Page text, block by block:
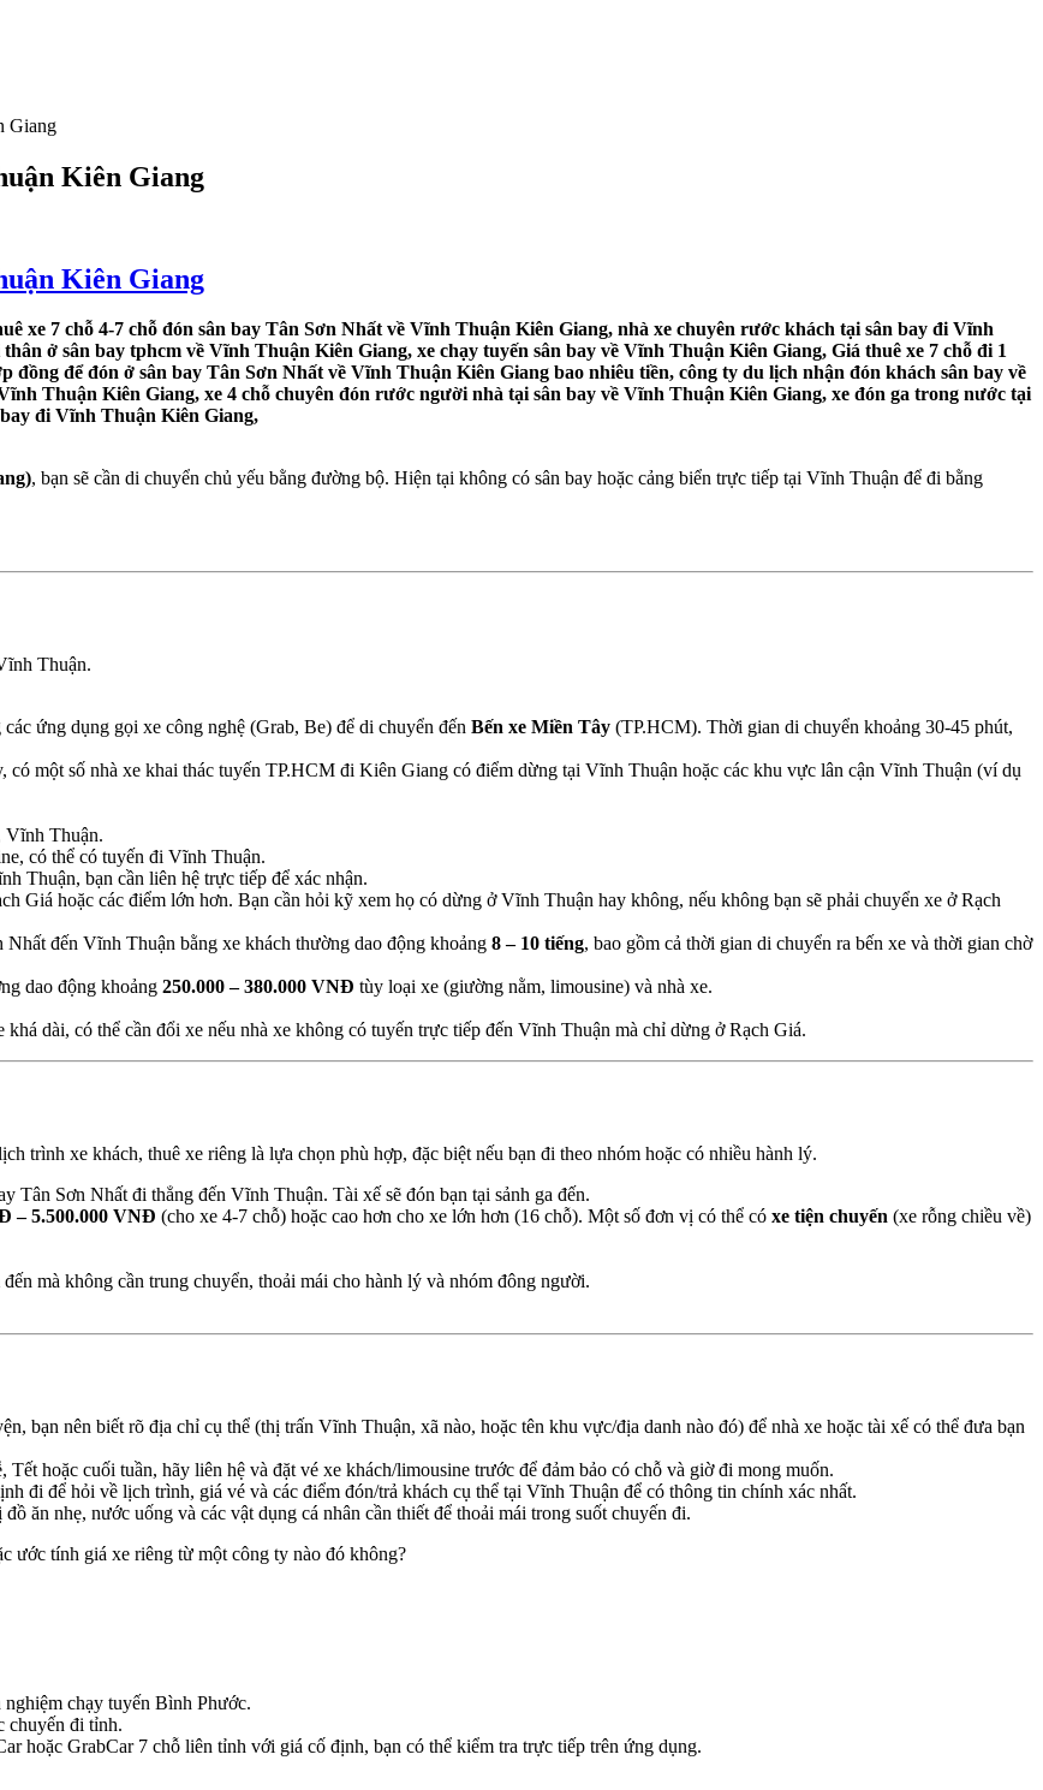
Giang
Kiên Giang
Kiên Giang
xe 7 chỗ 4-7 chỗ đón sân bay Tân Sơn Nhất về Vĩnh Thuận Kiên Giang, nhà xe chuyên rước khách tại sân bay đi Vĩnh
ở sân bay tphcm về Vĩnh Thuận Kiên Giang, xe chạy tuyến sân bay về Vĩnh Thuận Kiên Giang, Giá thuê xe 7 chỗ đi 1
đồng để đón ở sân bay Tân Sơn Nhất về Vĩnh Thuận Kiên Giang bao nhiêu tiền, công ty du lịch nhận đón khách sân bay về
Thuận Kiên Giang, xe 4 chỗ chuyên đón rước người nhà tại sân bay về Vĩnh Thuận Kiên Giang, xe đón ga trong nước tại
đi Vĩnh Thuận Kiên Giang,
, bạn sẽ cần di chuyển chủ yếu bằng đường bộ. Hiện tại không có sân bay hoặc cảng biển trực tiếp tại Vĩnh Thuận để đi bằng
Thuận.
các ứng dụng gọi xe công nghệ (Grab, Be) để di chuyển đến Bến xe Miền Tây (TP.HCM). Thời gian di chuyển khoảng 30-45 phút,
có một số nhà xe khai thác tuyến TP.HCM đi Kiên Giang có điểm dừng tại Vĩnh Thuận hoặc các khu vực lân cận Vĩnh Thuận (ví dụ
Vĩnh Thuận.
có thể có tuyến đi Vĩnh Thuận.
Thuận, bạn cần liên hệ trực tiếp để xác nhận.
Giá hoặc các điểm lớn hơn. Bạn cần hỏi kỹ xem họ có dừng ở Vĩnh Thuận hay không, nếu không bạn sẽ phải chuyển xe ở Rạch
đến Vĩnh Thuận bằng xe khách thường dao động khoảng 8 – 10 tiếng, bao gồm cả thời gian di chuyển ra bến xe và thời gian chờ
dao động khoảng 250.000 – 380.000 VNĐ tùy loại xe (giường nằm, limousine) và nhà xe.
dài, có thể cần đổi xe nếu nhà xe không có tuyến trực tiếp đến Vĩnh Thuận mà chỉ dừng ở Rạch Giá.
trình xe khách, thuê xe riêng là lựa chọn phù hợp, đặc biệt nếu bạn đi theo nhóm hoặc có nhiều hành lý.
Tân Sơn Nhất đi thẳng đến Vĩnh Thuận. Tài xế sẽ đón bạn tại sảnh ga đến.
– 5.500.000 VNĐ (cho xe 4-7 chỗ) hoặc cao hơn cho xe lớn hơn (16 chỗ). Một số đơn vị có thể có xe tiện chuyến (xe rỗng chiều về)
mà không cần trung chuyển, thoải mái cho hành lý và nhóm đông người.
bạn nên biết rõ địa chỉ cụ thể (thị trấn Vĩnh Thuận, xã nào, hoặc tên khu vực/địa danh nào đó) để nhà xe hoặc tài xế có thể đưa bạn
Tết hoặc cuối tuần, hãy liên hệ và đặt vé xe khách/limousine trước để đảm bảo có chỗ và giờ đi mong muốn.
đi để hỏi về lịch trình, giá vé và các điểm đón/trả khách cụ thể tại Vĩnh Thuận để có thông tin chính xác nhất.
ăn nhẹ, nước uống và các vật dụng cá nhân cần thiết để thoải mái trong suốt chuyến đi.
ước tính giá xe riêng từ một công ty nào đó không?
chạy tuyến Bình Phước.
chuyến đi tỉnh.
hoặc GrabCar 7 chỗ liên tỉnh với giá cố định, bạn có thể kiểm tra trực tiếp trên ứng dụng.